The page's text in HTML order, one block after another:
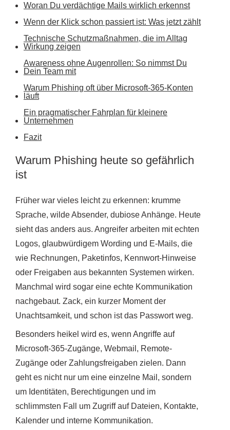
Woran Du verdächtige Mails wirklich erkennst
Wenn der Klick schon passiert ist: Was jetzt zählt
Technische Schutzmaßnahmen, die im Alltag
Wirkung zeigen
Awareness ohne Augenrollen: So nimmst Du
Dein Team mit
Warum Phishing oft über Microsoft-365-Konten
läuft
Ein pragmatischer Fahrplan für kleinere
Unternehmen
Fazit
Warum Phishing heute so gefährlich
ist
Früher war vieles leicht zu erkennen: krumme
Sprache, wilde Absender, dubiose Anhänge. Heute
sieht das anders aus. Angreifer arbeiten mit echten
Logos, glaubwürdigem Wording und E-Mails, die
wie Rechnungen, Paketinfos, Kennwort-Hinweise
oder Freigaben aus bekannten Systemen wirken.
Manchmal wird sogar eine echte Kommunikation
nachgebaut. Zack, ein kurzer Moment der
Unachtsamkeit, und schon ist das Passwort weg.
Besonders heikel wird es, wenn Angriffe auf
Microsoft-365-Zugänge, Webmail, Remote-
Zugänge oder Zahlungsfreigaben zielen. Dann
geht es nicht nur um eine einzelne Mail, sondern
um Identitäten, Berechtigungen und im
schlimmsten Fall um Zugriff auf Dateien, Kontakte,
Kalender und interne Kommunikation.